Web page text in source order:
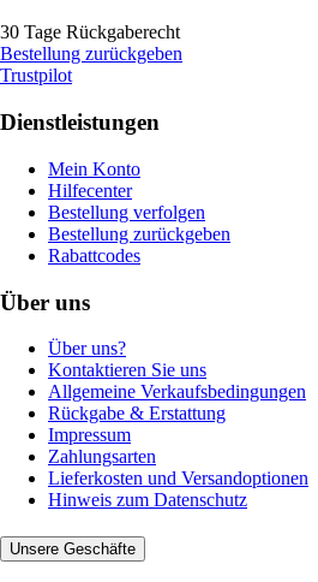
30 Tage Rückgaberecht
Bestellung zurückgeben
Trustpilot
Dienstleistungen
Mein Konto
Hilfecenter
Bestellung verfolgen
Bestellung zurückgeben
Rabattcodes
Über uns
Über uns?
Kontaktieren Sie uns
Allgemeine Verkaufsbedingungen
Rückgabe & Erstattung
Impressum
Zahlungsarten
Lieferkosten und Versandoptionen
Hinweis zum Datenschutz
Unsere Geschäfte